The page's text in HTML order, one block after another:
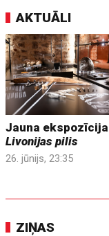
AKTUĀLI
Jauna ekspozīcija
Livonijas pilis
26. jūnijs, 23:35
ZIŅAS